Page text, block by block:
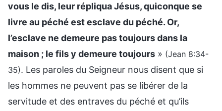
vous le dis, leur répliqua Jésus, quiconque se
livre au péché est esclave du péché. Or,
l’esclave ne demeure pas toujours dans la
maison ; le fils y demeure toujours » (Jean 8:34-
35). Les paroles du Seigneur nous disent que si
les hommes ne peuvent pas se libérer de la
servitude et des entraves du péché et qu’ils